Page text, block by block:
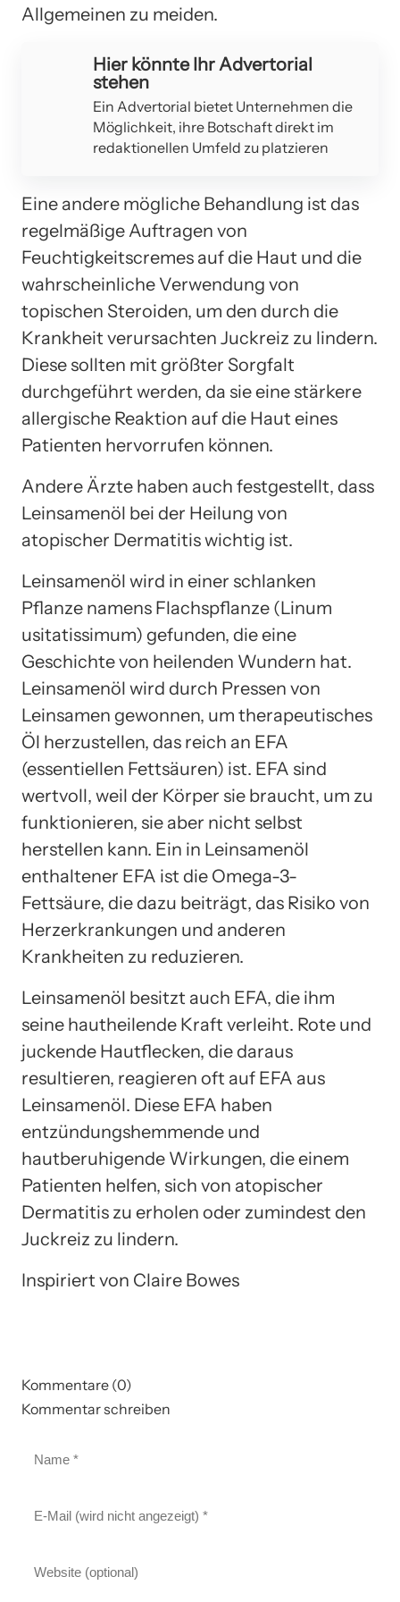
Allgemeinen zu meiden.
Hier könnte Ihr Advertorial
stehen
Ein Advertorial bietet Unternehmen die
Möglichkeit, ihre Botschaft direkt im
redaktionellen Umfeld zu platzieren
Eine andere mögliche Behandlung ist das
regelmäßige Auftragen von
Feuchtigkeitscremes auf die Haut und die
wahrscheinliche Verwendung von
topischen Steroiden, um den durch die
Krankheit verursachten Juckreiz zu lindern.
Diese sollten mit größter Sorgfalt
durchgeführt werden, da sie eine stärkere
allergische Reaktion auf die Haut eines
Patienten hervorrufen können.
Andere Ärzte haben auch festgestellt, dass
Leinsamenöl bei der Heilung von
atopischer Dermatitis wichtig ist.
Leinsamenöl wird in einer schlanken
Pflanze namens Flachspflanze (Linum
usitatissimum) gefunden, die eine
Geschichte von heilenden Wundern hat.
Leinsamenöl wird durch Pressen von
Leinsamen gewonnen, um therapeutisches
Öl herzustellen, das reich an EFA
(essentiellen Fettsäuren) ist. EFA sind
wertvoll, weil der Körper sie braucht, um zu
funktionieren, sie aber nicht selbst
herstellen kann. Ein in Leinsamenöl
enthaltener EFA ist die Omega-3-
Fettsäure, die dazu beiträgt, das Risiko von
Herzerkrankungen und anderen
Krankheiten zu reduzieren.
Leinsamenöl besitzt auch EFA, die ihm
seine hautheilende Kraft verleiht. Rote und
juckende Hautflecken, die daraus
resultieren, reagieren oft auf EFA aus
Leinsamenöl. Diese EFA haben
entzündungshemmende und
hautberuhigende Wirkungen, die einem
Patienten helfen, sich von atopischer
Dermatitis zu erholen oder zumindest den
Juckreiz zu lindern.
Inspiriert von Claire Bowes
Kommentare (0)
Kommentar schreiben